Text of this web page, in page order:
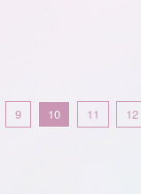
9 10 11 12